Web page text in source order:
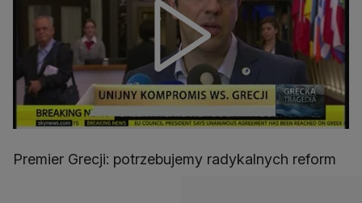
Premier Grecji: potrzebujemy radykalnych reform